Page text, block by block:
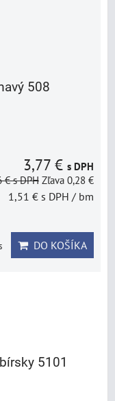
508
3,77 € s DPH
€s DPH Zľava 0,28 €
1,51 € s DPH / bm
DO KOŠÍKA
5101